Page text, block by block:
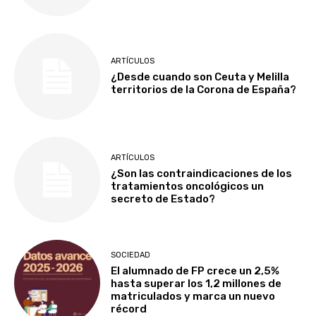
ARTÍCULOS
¿Desde cuando son Ceuta y Melilla
territorios de la Corona de España?
ARTÍCULOS
¿Son las contraindicaciones de los
tratamientos oncológicos un
secreto de Estado?
SOCIEDAD
El alumnado de FP crece un 2,5%
hasta superar los 1,2 millones de
matriculados y marca un nuevo
récord